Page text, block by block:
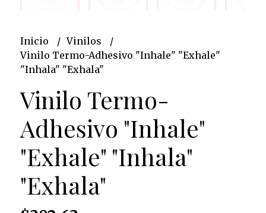
Inicio
Vinilos
Vinilo Termo-Adhesivo "Inhale" "Exhale"
"Inhala" "Exhala"
Vinilo Termo-
Adhesivo "Inhale"
"Exhale" "Inhala"
"Exhala"